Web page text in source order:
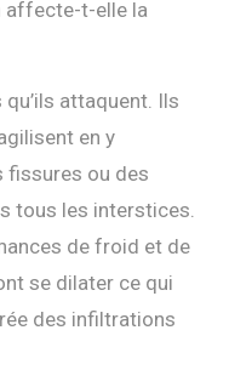
affecte-t-elle la
attaquent. Ils
en y
fissures ou des
tous les interstices.
de froid et de
se dilater ce qui
des infiltrations